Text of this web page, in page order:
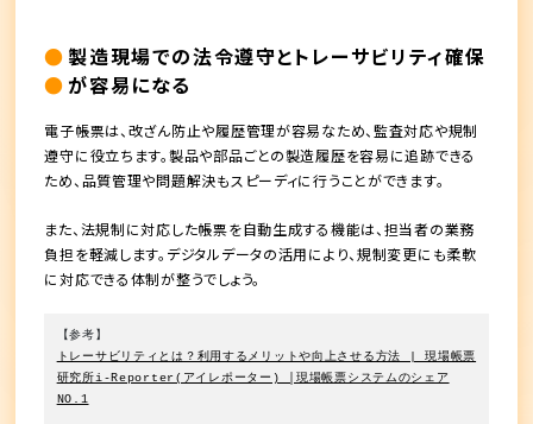
製造現場での法令遵守とトレーサビリティ確保
が容易になる
電子帳票は、改ざん防止や履歴管理が容易なため、監査対応や規制
遵守に役立ちます。製品や部品ごとの製造履歴を容易に追跡できる
ため、品質管理や問題解決もスピーディに行うことができます。
また、法規制に対応した帳票を自動生成する機能は、担当者の業務
負担を軽減します。デジタルデータの活用により、規制変更にも柔軟
に対応できる体制が整うでしょう。
【参考】
トレーサビリティとは？利用するメリットや向上させる方法 | 現場帳票
研究所i-Reporter(アイレポーター) │現場帳票システムのシェア
NO.1